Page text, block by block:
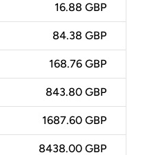
16.88 GBP
84.38 GBP
168.76 GBP
843.80 GBP
1687.60 GBP
8438.00 GBP